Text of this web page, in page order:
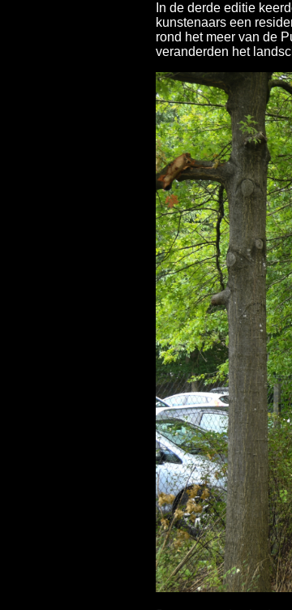
In de derde editie
kunstenaars een
rond het meer van de
veranderden het